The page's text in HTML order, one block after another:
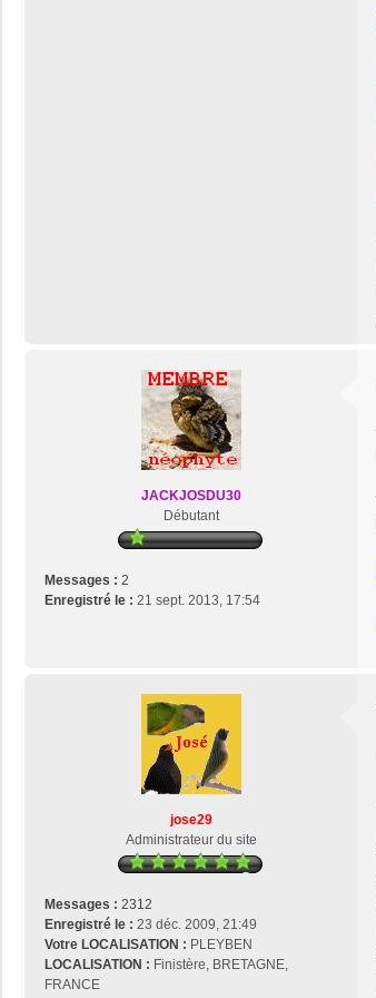
JACKJOSDU30
Débutant
Messages : 2
Enregistré le : 21 sept. 2013, 17:54
jose29
Administrateur du site
Messages : 2312
Enregistré le : 23 déc. 2009, 21:49
Votre LOCALISATION : PLEYBEN
LOCALISATION : Finistère, BRETAGNE,
FRANCE